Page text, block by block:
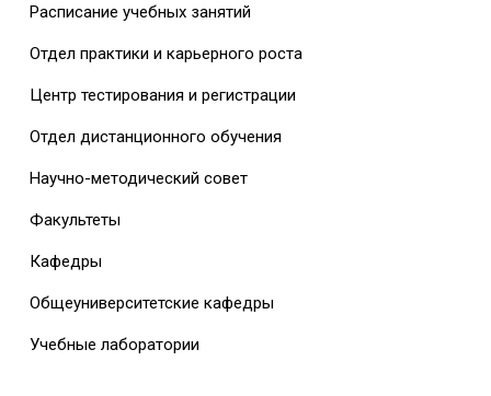
Расписание учебных занятий
Отдел практики и карьерного роста
Центр тестирования и регистрации
Отдел дистанционного обучения
Научно-методический совет
Факультеты
Кафедры
Общеуниверситетские кафедры
Учебные лаборатории